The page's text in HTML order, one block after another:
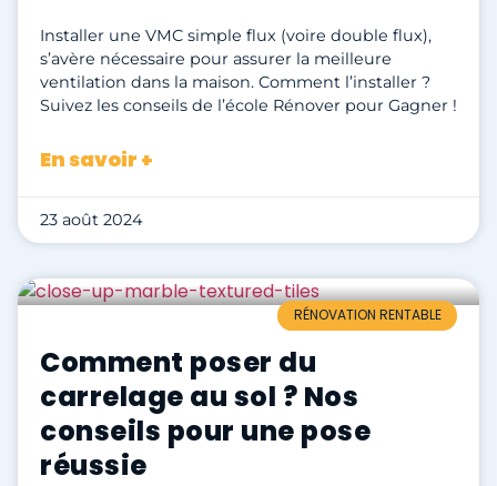
Installer une VMC simple flux (voire double flux),
s’avère nécessaire pour assurer la meilleure
ventilation dans la maison. Comment l’installer ?
Suivez les conseils de l’école Rénover pour Gagner !
En savoir +
23 août 2024
RÉNOVATION RENTABLE
Comment poser du
carrelage au sol ? Nos
conseils pour une pose
réussie